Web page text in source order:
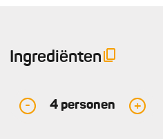
Ingrediënten
- 4 personen +